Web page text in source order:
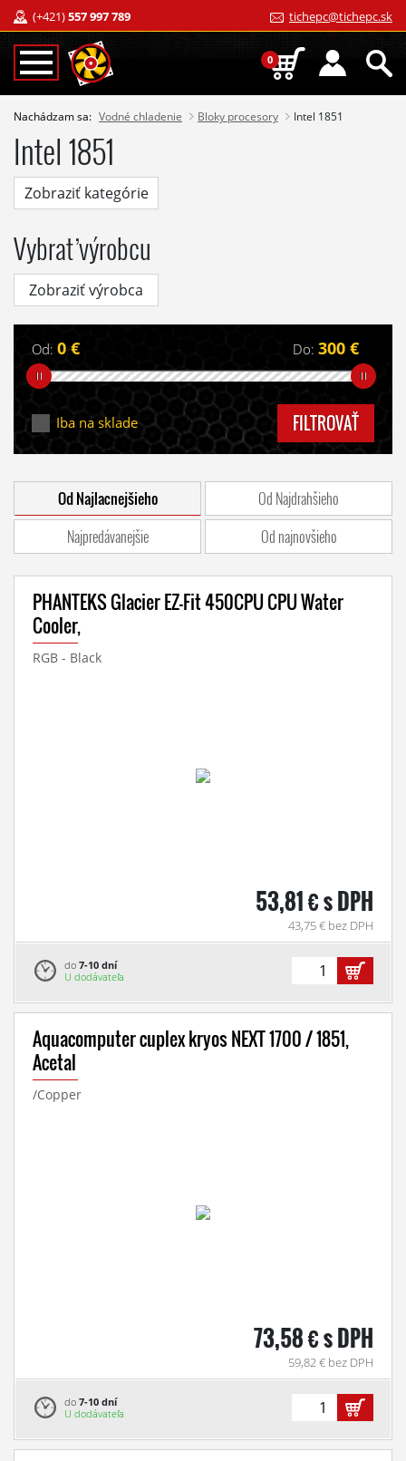
(+421)557 997 789 tichepc@tichepc.sk
0
Nachádzam sa: Vodné chladenie Bloky procesory Intel 1851
Intel 1851
Zobraziť kategórie
Vybrať výrobcu
Zobraziť výrobca
Od: 0 € Do: 300 €
Iba na sklade FILTROVAŤ
Od Najlacnejšieho
Od Najdrahšieho
Najpredávanejšie
Od najnovšieho
PHANTEKS Glacier EZ-Fit 450CPU CPU Water
Cooler,
RGB - Black
53,81 € s DPH
43,75 € bez DPH
do 7-10 dní
U dodávateľa
Aquacomputer cuplex kryos NEXT 1700 / 1851,
Acetal
/Copper
73,58 € s DPH
59,82 € bez DPH
do 7-10 dní
U dodávateľa